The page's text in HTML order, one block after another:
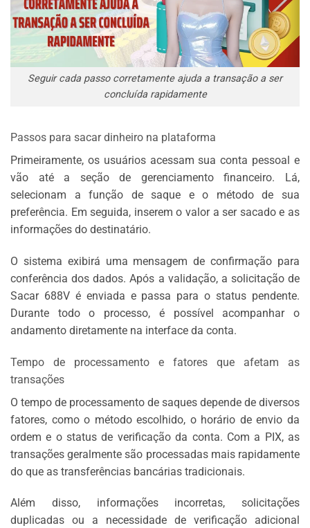
Seguir cada passo corretamente ajuda a transação a ser
concluída rapidamente
Passos para sacar dinheiro na plataforma
Primeiramente, os usuários acessam sua conta pessoal e
vão até a seção de gerenciamento financeiro. Lá,
selecionam a função de saque e o método de sua
preferência. Em seguida, inserem o valor a ser sacado e as
informações do destinatário.
O sistema exibirá uma mensagem de confirmação para
conferência dos dados. Após a validação, a solicitação de
Sacar 688V é enviada e passa para o status pendente.
Durante todo o processo, é possível acompanhar o
andamento diretamente na interface da conta.
Tempo de processamento e fatores que afetam as
transações
O tempo de processamento de saques depende de diversos
fatores, como o método escolhido, o horário de envio da
ordem e o status de verificação da conta. Com a PIX, as
transações geralmente são processadas mais rapidamente
do que as transferências bancárias tradicionais.
Além disso, informações incorretas, solicitações
duplicadas ou a necessidade de verificação adicional